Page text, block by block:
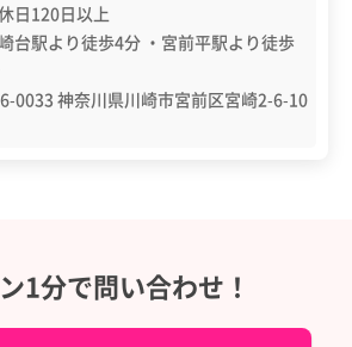
日120日以上
台駅より徒歩4分 ・宮前平駅より徒歩
0033 神奈川県川崎市宮前区宮崎2-6-10
1分で問い合わせ！